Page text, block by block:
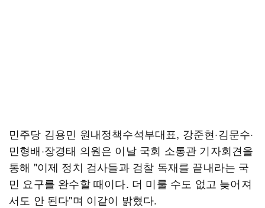
민주당 김용민 원내정책수석부대표, 강준현·김문수·
민형배·장경태 의원은 이날 국회 소통관 기자회견을
통해 "이제 정치 검사들과 검찰 독재를 끝내라는 국
민 요구를 완수할 때이다. 더 미룰 수도 없고 늦어져
서도 안 된다"며 이같이 밝혔다.